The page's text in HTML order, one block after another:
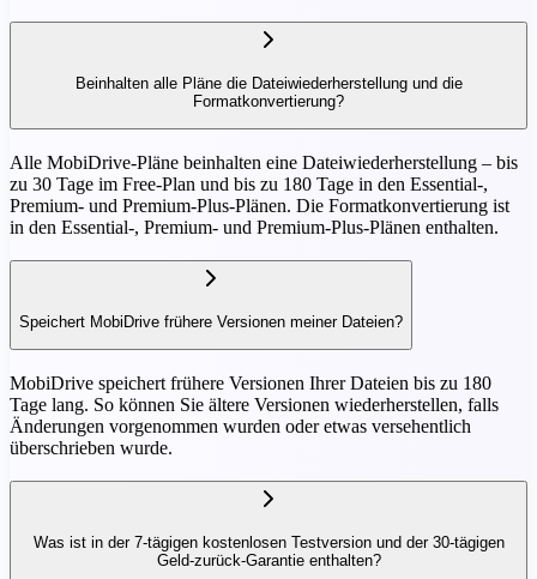
Beinhalten alle Pläne die Dateiwiederherstellung und die
Formatkonvertierung?
Alle MobiDrive-Pläne beinhalten eine Dateiwiederherstellung – bis
zu 30 Tage im Free-Plan und bis zu 180 Tage in den Essential-,
Premium- und Premium-Plus-Plänen. Die Formatkonvertierung ist
in den Essential-, Premium- und Premium-Plus-Plänen enthalten.
Speichert MobiDrive frühere Versionen meiner Dateien?
MobiDrive speichert frühere Versionen Ihrer Dateien bis zu 180
Tage lang. So können Sie ältere Versionen wiederherstellen, falls
Änderungen vorgenommen wurden oder etwas versehentlich
überschrieben wurde.
Was ist in der 7-tägigen kostenlosen Testversion und der 30-tägigen
Geld-zurück-Garantie enthalten?